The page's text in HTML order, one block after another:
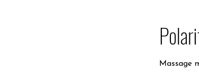
Massage